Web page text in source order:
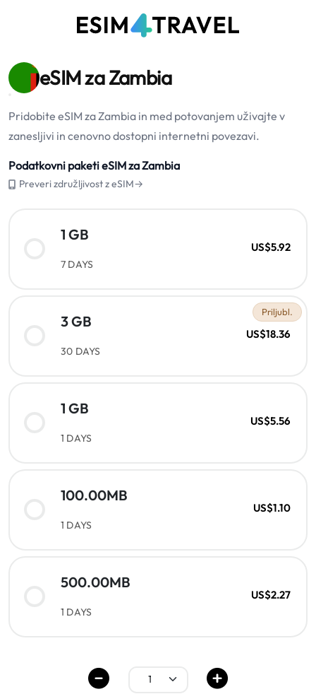
eSIM za Zambia
Pridobite eSIM za Zambia in med potovanjem uživajte v
zanesljivi in cenovno dostopni internetni povezavi.
Podatkovni paketi eSIM za Zambia
Preveri združljivost z eSIM→
1 GB
7 DAYS
US$5.92
Priljubl.
3 GB
30 DAYS
US$18.36
1 GB
1 DAYS
US$5.56
100.00MB
1 DAYS
US$1.10
500.00MB
1 DAYS
US$2.27